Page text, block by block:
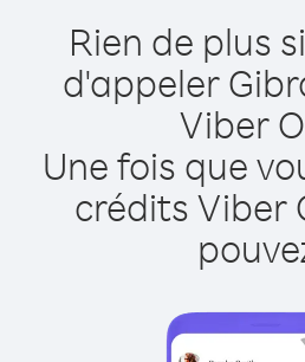
Rien de plus
d'appeler
Viber
Une fois que
crédits Viber